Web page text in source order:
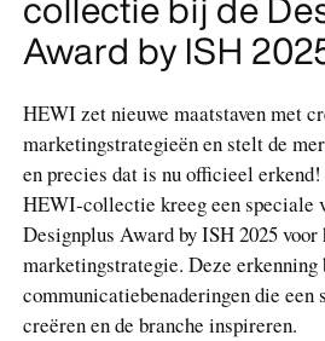
Award by ISH
HEWI zet nieuwe maatstaven met
marketingstrategieën en stelt de
en precies dat is nu officieel
HEWI-collectie kreeg een speciale
Designplus Award by ISH 2025 voor
marketingstrategie. Deze erkenning
communicatiebenaderingen die
creëren en de branche inspireren.